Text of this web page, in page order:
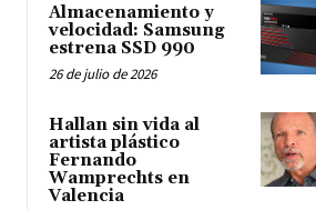
Almacenamiento y
velocidad: Samsung
estrena SSD 990
26 de julio de 2026
Hallan sin vida al
artista plástico
Fernando
Wamprechts en
Valencia